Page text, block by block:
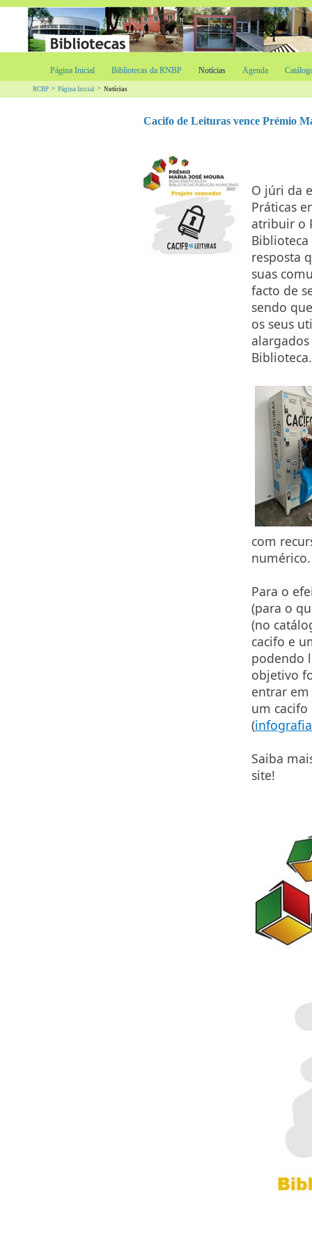
Página Inicial Bibliotecas da RNBP Notícias Agenda
RCBP > Página Inicial > Notícias
Cacifo de Leituras vence Prémio
O júri da
Práticas
atribuir o
resposta
suas
facto de
sendo
os seus
com
numérico.
Para o
(para o
(no
cacifo e
podendo
objetivo
entrar
um
(infografia
Saiba
site!